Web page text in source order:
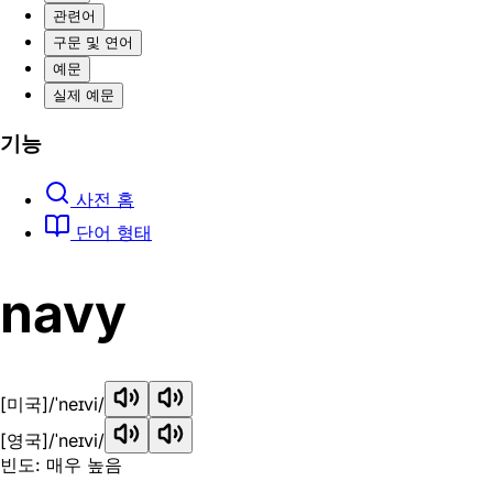
관련어
구문 및 연어
예문
실제 예문
기능
사전 홈
단어 형태
navy
[미국]/ˈneɪvi/
[영국]/ˈneɪvi/
빈도: 매우 높음